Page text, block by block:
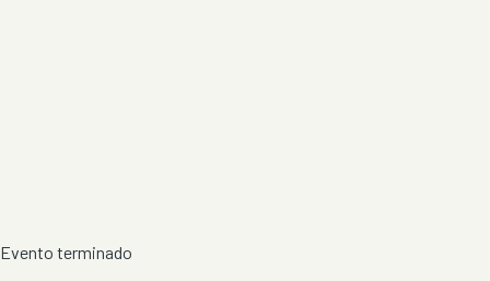
Evento terminado